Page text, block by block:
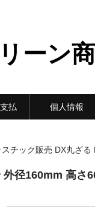
ーン
払 個人情報
チック販売 DX丸ざ
外径160mm 高さ